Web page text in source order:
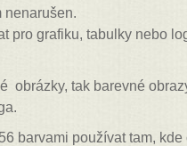
nenarušen.
pro grafiku, tabulky nebo
obrázky, tak barevné
barvami používat tam,